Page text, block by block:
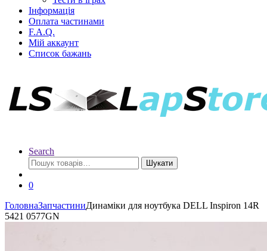
Інформація
Оплата частинами
F.A.Q.
Мій аккаунт
Список бажань
Search
Шукати
0
ГоловнаЗапчастиниДинаміки для ноутбука DELL Inspiron 14R
5421 0577GN